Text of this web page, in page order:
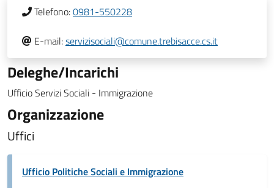
Telefono:0981-550228
E-mail:servizisociali@comune.trebisacce.cs.it
Deleghe/Incarichi
Ufficio Servizi Sociali - Immigrazione
Organizzazione
Uffici
Ufficio Politiche Sociali e Immigrazione